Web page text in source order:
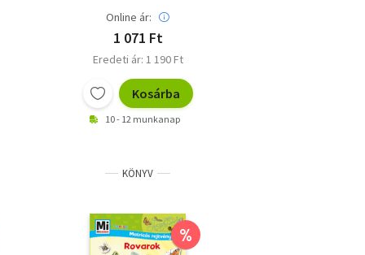
Online ár:
1 071 Ft
Eredeti ár: 1 190 Ft
Kosárba
10 - 12 munkanap
KÖNYV
%